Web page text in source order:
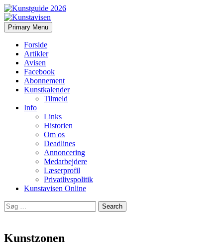
Kunstavisen
Search
Primary Menu Skip
to
Forside
Artikler
Avisen
Facebook
Abonnement
Kunstkalender
Tilmeld
Info
Links
Historien
Om os
Deadlines
Annoncering
Medarbejdere
Læserprofil
Privatlivspolitik
Kunstavisen Online
Search
for:
Kunstzonen